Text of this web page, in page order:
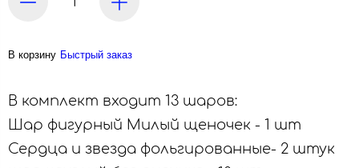
В корзину Быстрый заказ
В комплект входит 13 шаров:
Шар фигурный Милый щеночек - 1 шт
Сердца и звезда фольгированные- 2 штук